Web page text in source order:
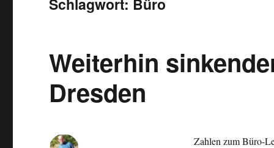
Weiterhin
Dresden
Zahlen zum Büro-